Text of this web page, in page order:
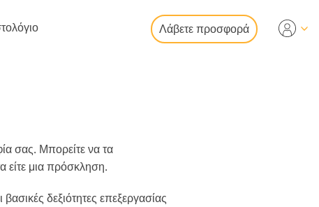
περιουσίας
βίντεο
Λάβετε προσφορά
σας. Μπορείτε να τα
είτε μια πρόσκληση.
δεξιότητες επεξεργασίας